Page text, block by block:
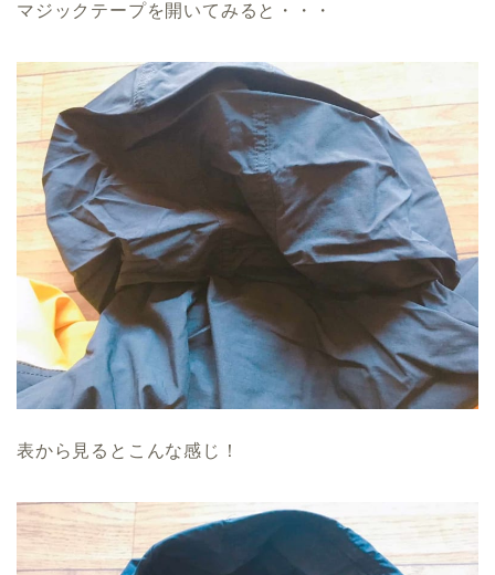
マジックテープを開いてみると・・・
表から見るとこんな感じ！